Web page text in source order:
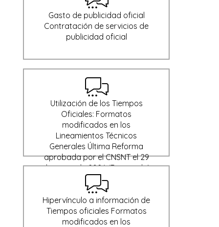
Gasto de publicidad oficial
Contratación de servicios de
publicidad oficial
Utilización de los Tiempos
Oficiales: Formatos
modificados en los
Lineamientos Técnicos
Generales Última Reforma
aprobada por el CNSNT el 29
de enero de 2024 (Derogado)
Hipervínculo a información de
Tiempos oficiales Formatos
modificados en los